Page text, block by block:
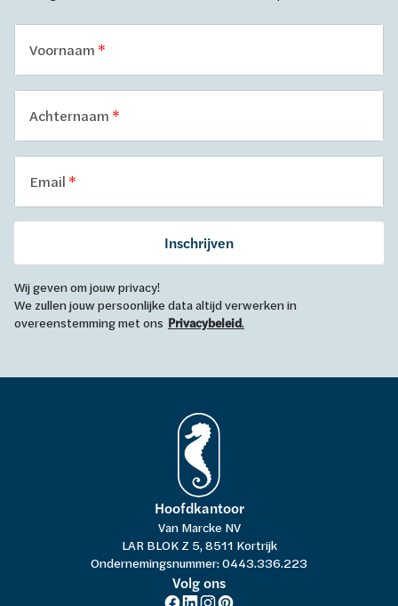
Voornaam
Achternaam
Email
Inschrijven
Wij geven om jouw privacy!
We zullen jouw persoonlijke data altijd verwerken in
overeenstemming met ons Privacybeleid.
Hoofdkantoor
Van Marcke NV
LAR BLOK Z 5, 8511 Kortrijk
Ondernemingsnummer: 0443.336.223
Volg ons